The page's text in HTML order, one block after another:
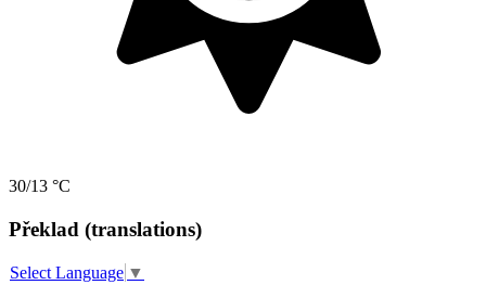
30/13 °C
Překlad (translations)
Select Language ▼